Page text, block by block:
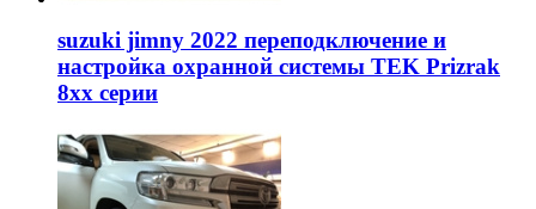
suzuki jimny 2022 переподключение и
настройка охранной системы TEK Prizrak
8xx серии